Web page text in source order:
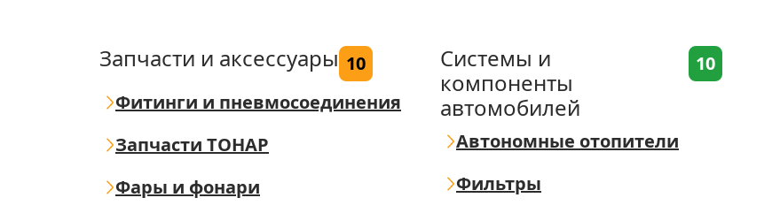
Запчасти и аксессуары 10
Фитинги и пневмосоединения
Запчасти ТОНАР
Фары и фонари
Системы и
компоненты
автомобилей
10
Автономные отопители
Фильтры